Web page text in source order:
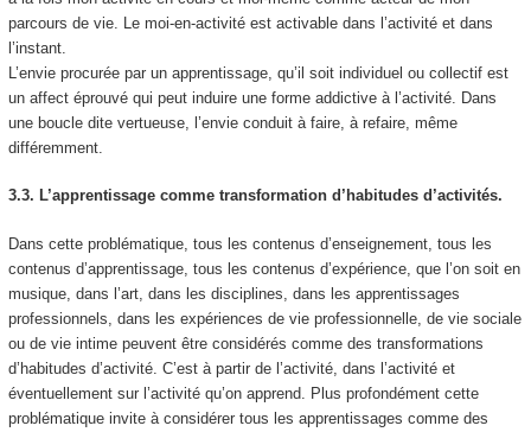
parcours de vie.
Le moi-en-activité est activable dans l’activité et dans
l’instant.
L’envie procurée par un apprentissage, qu’il soit individuel ou collectif est
un affect éprouvé qui peut induire une forme addictive à l’activité. Dans
une boucle dite vertueuse, l’envie conduit à faire, à refaire, même
différemment.
3.3. L’apprentissage comme transformation d’habitudes d’activités.
Dans cette problématique, tous les contenus d’enseignement, tous les
contenus d’apprentissage, tous les contenus d’expérience, que l’on soit en
musique, dans l’art, dans les disciplines, dans les apprentissages
professionnels, dans les expériences de vie professionnelle, de vie sociale
ou de vie intime peuvent être considérés comme des transformations
d’habitudes d’activité. C’est à partir de l’activité, dans l’activité et
éventuellement sur l’activité qu’on apprend. Plus profondément cette
problématique invite à considérer tous les apprentissages comme des